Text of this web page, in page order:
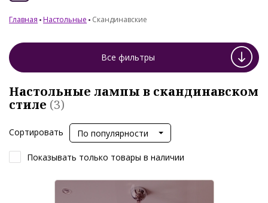
Главная Настольные Скандинавские
Все фильтры
Настольные лампы в скандинавском
стиле (3)
Сортировать По популярности
Показывать только товары в наличии